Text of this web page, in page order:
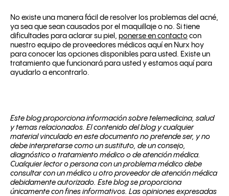
No existe una manera fácil de resolver los problemas del acné,
ya sea que sean causados ​​por el maquillaje o no. Si tiene
dificultades para aclarar su piel, ponerse en contacto con
nuestro equipo de proveedores médicos aquí en Nurx hoy
para conocer las opciones disponibles para usted. Existe un
tratamiento que funcionará para usted y estamos aquí para
ayudarlo a encontrarlo.
Este blog proporciona información sobre telemedicina, salud
y temas relacionados. El contenido del blog y cualquier
material vinculado en este documento no pretende ser, y no
debe interpretarse como un sustituto, de un consejo,
diagnóstico o tratamiento médico o de atención médica.
Cualquier lector o persona con un problema médico debe
consultar con un médico u otro proveedor de atención médica
debidamente autorizado. Este blog se proporciona
únicamente con fines informativos. Las opiniones expresadas